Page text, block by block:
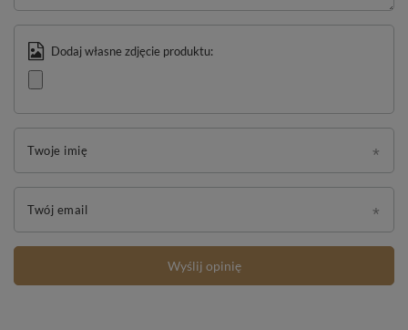
Dodaj własne zdjęcie produktu:
Twoje imię
Twój email
Wyślij opinię